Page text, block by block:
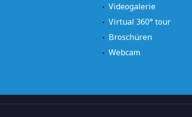
Videogalerie
Virtual 360° tour
Broschüren
Webcam